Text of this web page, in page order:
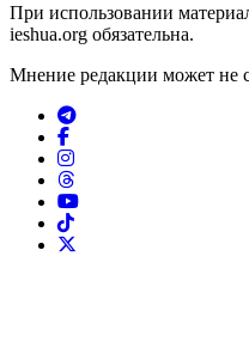
При использовании
ieshua.org обязательна.
Мнение редакции может не